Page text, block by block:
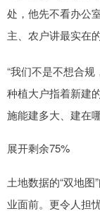
处，他先不看办公
主、农户讲最实在
“我们不是不想合规
种植大户指着新建
施能建多大、建在
展开剩余75%
土地数据的“双地
业面前。更令人担